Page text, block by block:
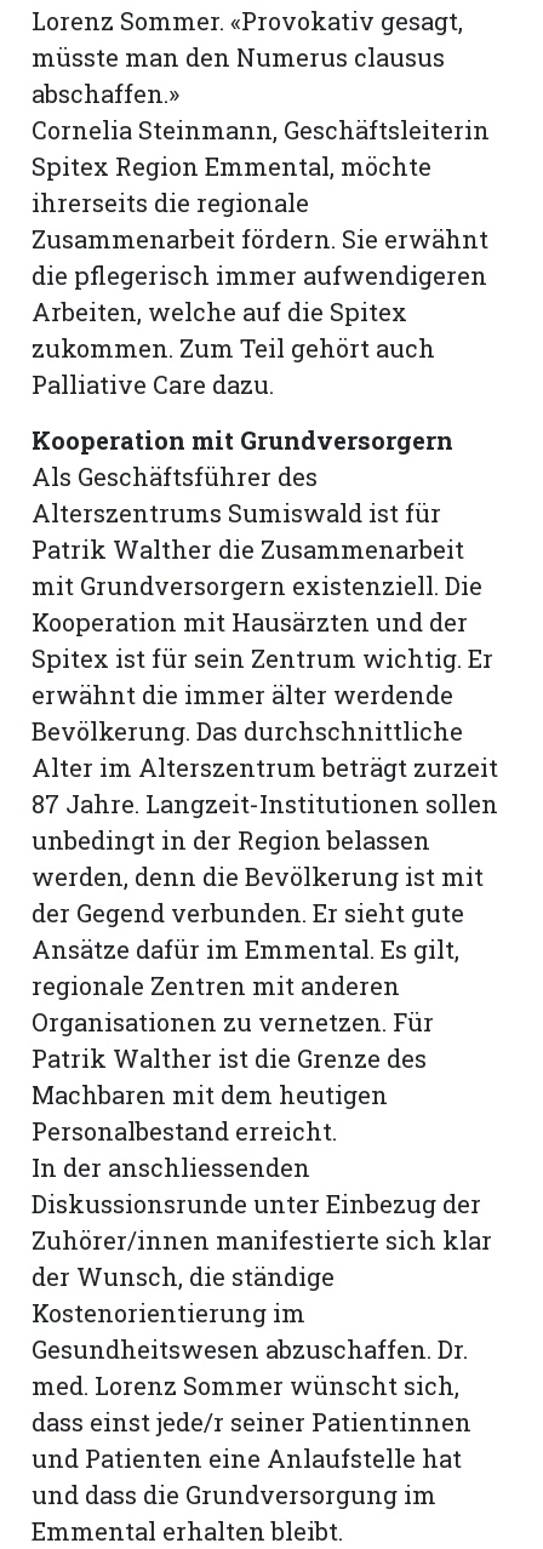
Lorenz Sommer. «Provokativ gesagt,
müsste man den Numerus clausus
abschaffen.»
Cornelia Steinmann, Geschäftsleiterin
Spitex Region Emmental, möchte
ihrerseits die regionale
Zusammenarbeit fördern. Sie erwähnt
die pflegerisch immer aufwendigeren
Arbeiten, welche auf die Spitex
zukommen. Zum Teil gehört auch
Palliative Care dazu.
Kooperation mit Grundversorgern
Als Geschäftsführer des
Alterszentrums Sumiswald ist für
Patrik Walther die Zusammenarbeit
mit Grundversorgern existenziell. Die
Kooperation mit Haus­ärzten und der
Spitex ist für sein Zentrum wichtig. Er
erwähnt die immer älter werdende
Bevölkerung. Das durchschnittliche
Alter im Alterszentrum beträgt zurzeit
87 Jahre. Langzeit-Institutionen sollen
unbedingt in der Region belassen
werden, denn die Bevölkerung ist mit
der Gegend verbunden. Er sieht gute
Ansätze dafür im Emmental. Es gilt,
regionale Zentren mit anderen
Organisationen zu vernetzen. Für
Patrik Walther ist die Grenze des
Machbaren mit dem heutigen
Personalbestand erreicht.
In der anschliessenden
Diskussionsrunde unter Einbezug der
Zuhörer/innen manifestierte sich klar
der Wunsch, die ständige
Kostenorientierung im
Gesundheitswesen abzuschaffen. Dr.
med. Lorenz Sommer wünscht sich,
dass einst jede/r seiner Patientinnen
und Patienten eine Anlaufstelle hat
und dass die Grundversorgung im
Emmental erhalten bleibt.